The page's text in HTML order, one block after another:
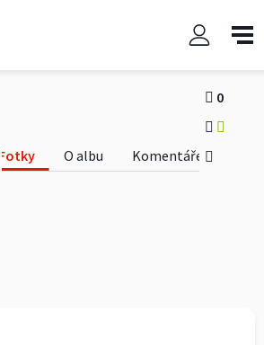
Václava v Řídeči
Fotky O albu Komentáře
0